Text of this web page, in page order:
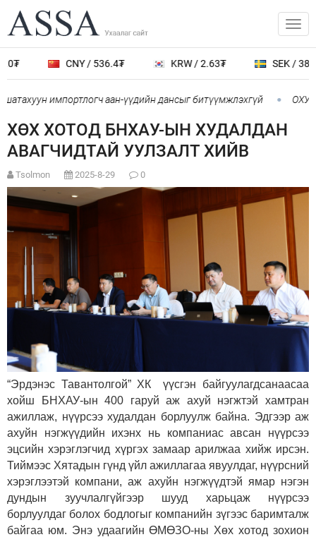
CNY / 536.4₮ KRW / 2.63₮ SEK / 389.0₮
импортлогч аан-үүдийн дансыг битүүмжлэхгүй ОХУ-аас
ХӨХ ХОТОД БНХАУ-ЫН ХУДАЛДАН
АВАГЧИДТАЙ УУЛЗАЛТ ХИЙВ
Tsolmon 2025-8-29 0
“Эрдэнэс Тавантолгой” ХК үүсгэн байгуулагдсанаасаа
хойш БНХАУ-ын 400 гаруй аж ахуй нэгжтэй хамтран
ажиллаж, нүүрсээ худалдан борлуулж байна. Эдгээр аж
ахуйн нэгжүүдийн ихэнх нь компаниас авсан нүүрсээ
эцсийн хэрэглэгчид хүргэх замаар арилжаа хийж ирсэн.
Тиймээс Хятадын гүнд үйл ажиллагаа явуулдаг, нүүрсний
хэрэглээтэй компани, аж ахуйн нэгжүүдтэй ямар нэгэн
дундын зуучлалгүйгээр шууд харьцаж нүүрсээ
борлуулдаг болох бодлогыг компанийн зүгээс баримталж
байгаа юм. Энэ удаагийн ӨМӨЗО-ны Хөх хотод зохион